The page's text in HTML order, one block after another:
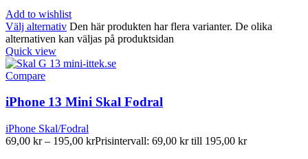
Add to wishlist
Välj alternativ Den här produkten har flera varianter. De olika
alternativen kan väljas på produktsidan
Quick view
Compare
iPhone 13 Mini Skal Fodral
iPhone Skal/Fodral
69,00 kr – 195,00 krPrisintervall: 69,00 kr till 195,00 kr